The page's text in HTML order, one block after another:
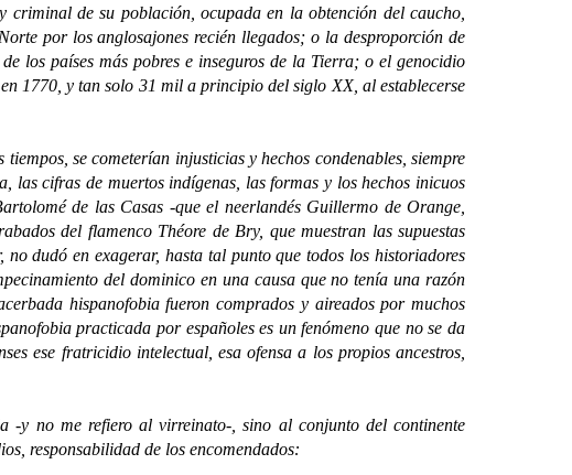
de su población, ocupada en la obtención del caucho,
por los anglosajones recién llegados; o la desproporción de
los países más pobres e inseguros de la Tierra; o el genocidio
1770, y tan solo 31 mil a principio del siglo XX, al establecerse
se cometerían injusticias y hechos condenables, siempre
las cifras de muertos indígenas, las formas y los hechos inicuos
de las Casas -que el neerlandés Guillermo de Orange,
del flamenco Théore de Bry, que muestran las supuestas
dudó en exagerar, hasta tal punto que todos los historiadores
del dominico en una causa que no tenía una razón
hispanofobia fueron comprados y aireados por muchos
practicada por españoles es un fenómeno que no se da
ese fratricidio intelectual, esa ofensa a los propios ancestros,
no me refiero al virreinato-, sino al conjunto del continente
responsabilidad de los encomendados: